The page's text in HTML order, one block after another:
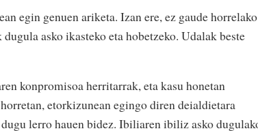
egin genuen ariketa. Izan ere, ez gaude horrelako
asko ikasteko eta hobetzeko. Udalak beste
konpromisoa herritarrak, eta kasu honetan
etorkizunean egingo diren deialdietara
lerro hauen bidez. Ibiliaren ibiliz asko